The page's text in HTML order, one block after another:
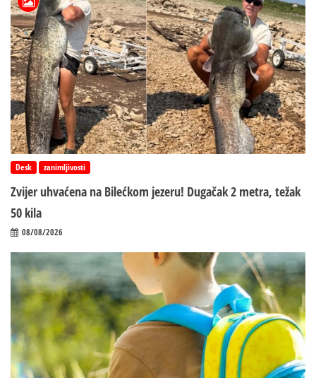
Desk zanimljivosti
Zvijer uhvaćena na Bilećkom jezeru! Dugačak 2 metra, težak
50 kila
08/08/2026